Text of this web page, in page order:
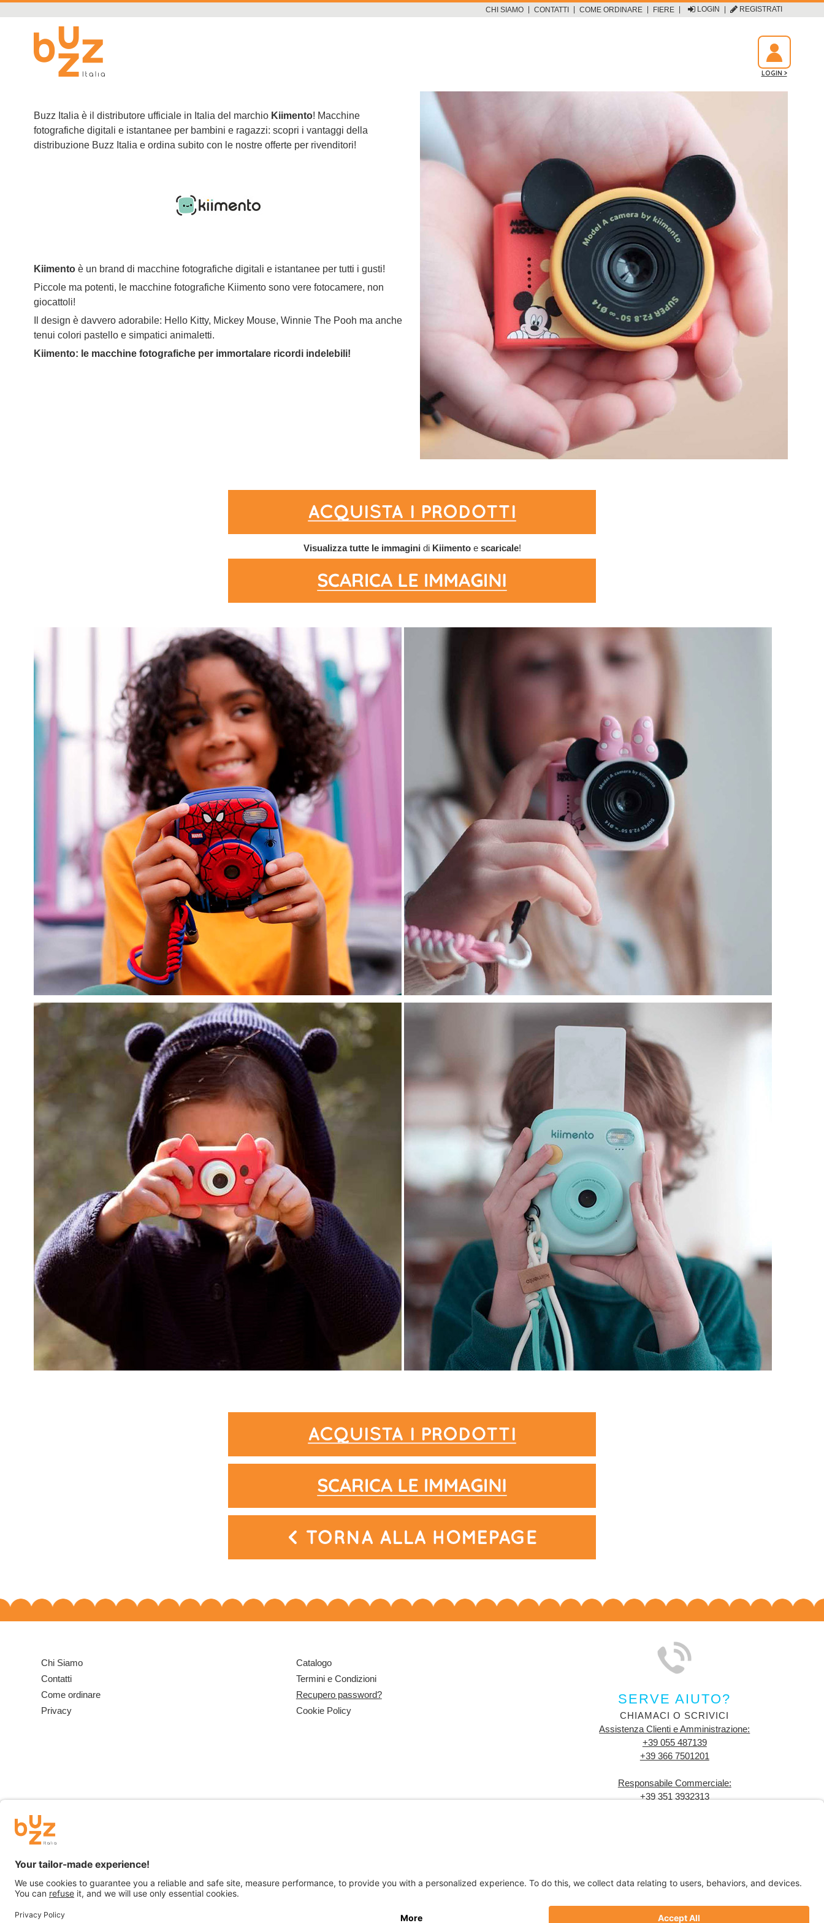
CHI SIAMO CONTATTI COME ORDINARE FIERE LOGIN REGISTRATI
LOGIN >
Buzz Italia è il distributore ufficiale in Italia del marchio Kiimento! Macchine
fotografiche digitali e istantanee per bambini e ragazzi: scopri i vantaggi della
distribuzione Buzz Italia e ordina subito con le nostre offerte per rivenditori!
Kiimentoè un brand di macchine fotografiche digitali e istantanee per tutti i gusti!
Piccole ma potenti, le macchine fotografiche Kiimento sono vere fotocamere, non
giocattoli!
Il design è davvero adorabile: Hello Kitty, Mickey Mouse, Winnie The Pooh ma anche
tenui colori pastello e simpatici animaletti.
Kiimento: le macchine fotografiche per immortalare ricordi indelebili!
Visualizza tutte le immagini di Kiimentoe scaricale!
Chi Siamo
Contatti
Come ordinare
Privacy
Catalogo
Termini e Condizioni
Recupero password?
Cookie Policy
SERVE AIUTO?
CHIAMACI O SCRIVICI
Assistenza Clienti e Amministrazione:
+39 055 487139
+39 366 7501201
Responsabile Commerciale:
+39 351 3932313